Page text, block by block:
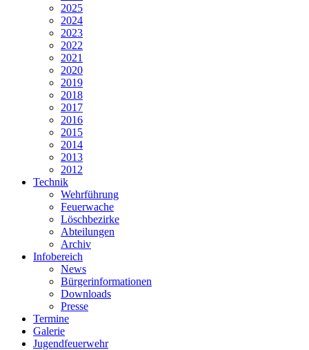
2025
2024
2023
2022
2021
2020
2019
2018
2017
2016
2015
2014
2013
2012
Technik
Wehrführung
Feuerwache
Löschbezirke
Abteilungen
Archiv
Infobereich
News
Bürgerinformationen
Downloads
Presse
Termine
Galerie
Jugendfeuerwehr